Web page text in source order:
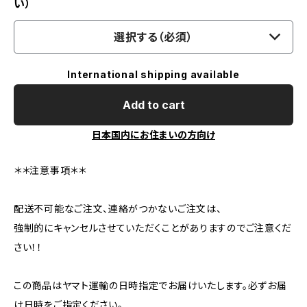
い）
選択する（必須）
International shipping available
Add to cart
日本国内にお住まいの方向け
＊＊注意事項＊＊
配送不可能なご注文、連絡がつかないご注文は、
強制的にキャンセルさせていただくことがありますのでご注意くだ
さい！！
この商品はヤマト運輸の日時指定でお届けいたします。必ずお届
け日時をご指定ください。